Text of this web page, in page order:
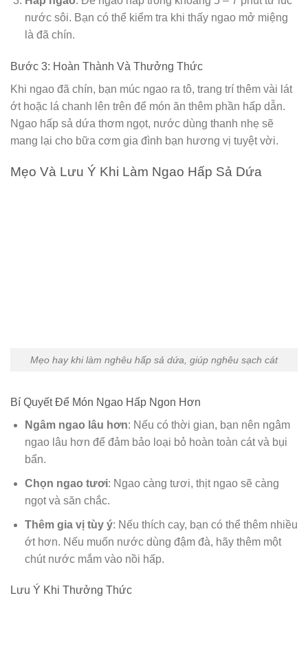
nước sôi. Bạn có thể kiểm tra khi thấy ngao mở miệng
là đã chín.
Bước 3: Hoàn Thành Và Thưởng Thức
Khi ngao đã chín, bạn múc ngao ra tô, trang trí thêm vài lát
ớt hoặc lá chanh lên trên để món ăn thêm phần hấp dẫn.
Ngao hấp sả dứa thơm ngọt, nước dùng thanh nhẹ sẽ
mang lại cho bữa cơm gia đình bạn hương vị tuyệt vời.
Mẹo Và Lưu Ý Khi Làm Ngao Hấp Sả Dứa
Mẹo hay khi làm nghêu hấp sả dứa, giúp nghêu sạch cát
Bí Quyết Để Món Ngao Hấp Ngon Hơn
Ngâm ngao lâu hơn: Nếu có thời gian, bạn nên ngâm
ngao lâu hơn để đảm bảo loại bỏ hoàn toàn cát và bụi
bẩn.
Chọn ngao tươi: Ngao càng tươi, thịt ngao sẽ càng
ngọt và săn chắc.
Thêm gia vị tùy ý: Nếu thích cay, bạn có thể thêm nhiều
ớt hơn. Nếu muốn nước dùng đậm đà, hãy thêm một
chút nước mắm vào nồi hấp.
Lưu Ý Khi Thưởng Thức